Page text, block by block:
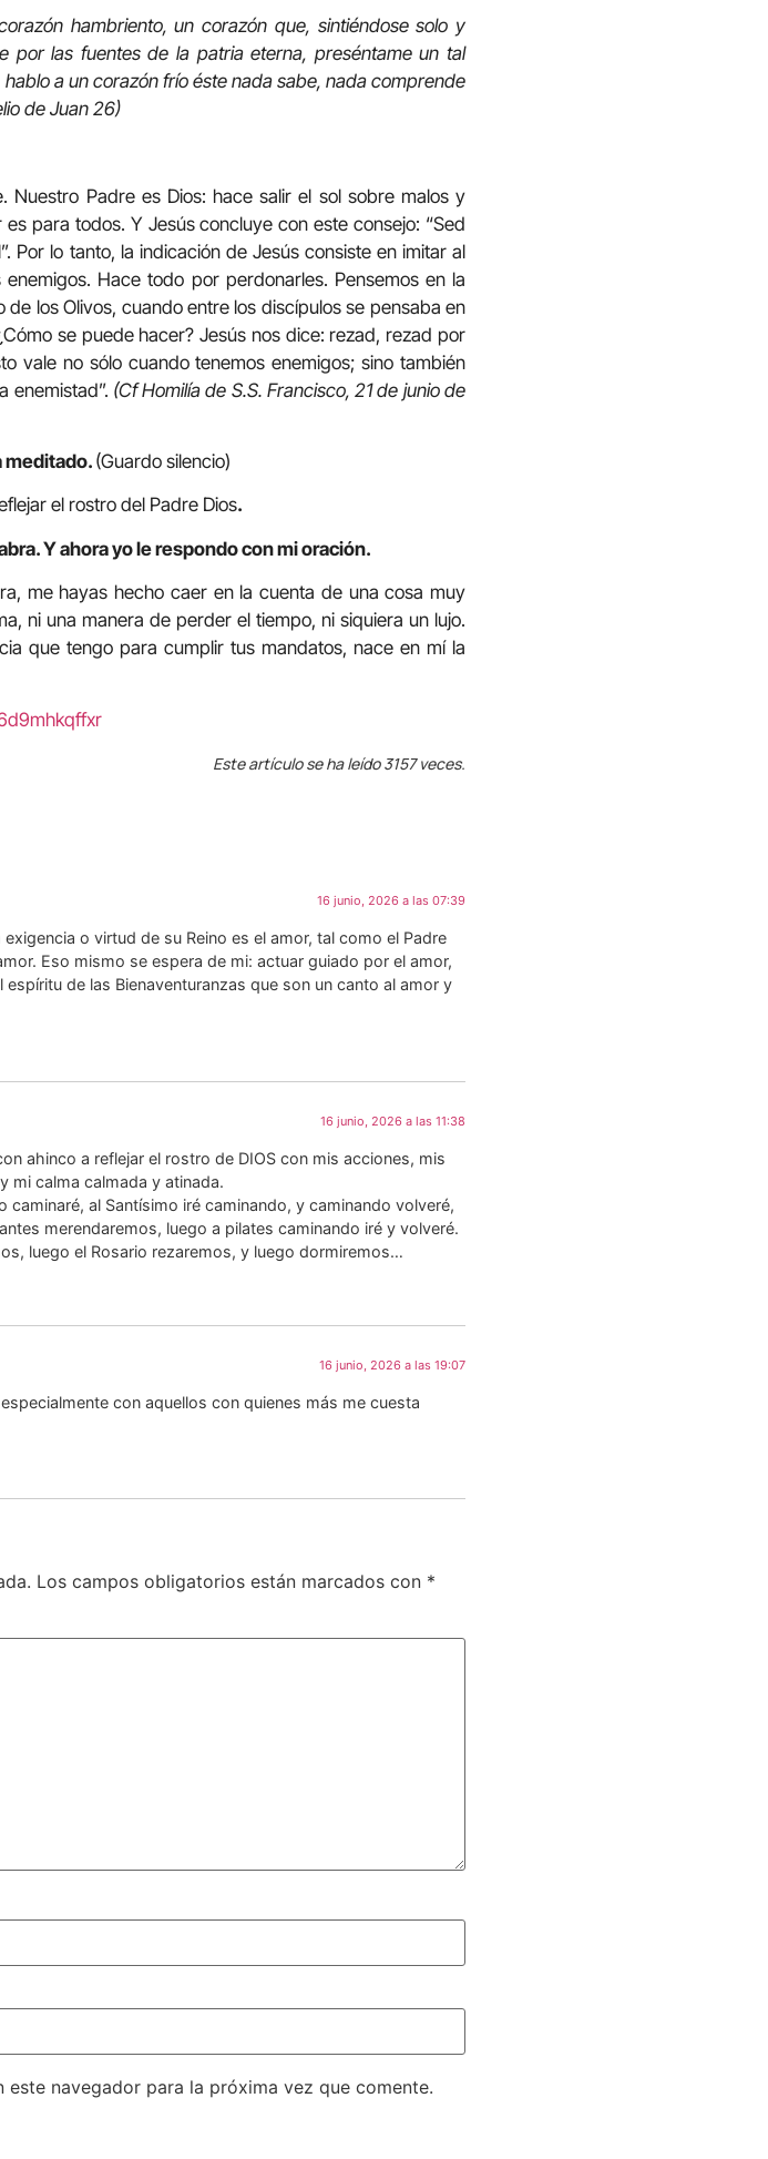
hambriento, un corazón que, sintiéndose solo y
por las fuentes de la patria eterna, preséntame un tal
a un corazón frío éste nada sabe, nada comprende
de Juan 26)
Nuestro Padre es Dios: hace salir el sol sobre malos y
para todos. Y Jesús concluye con este consejo: “Sed
Por lo tanto, la indicación de Jesús consiste en imitar al
Hace todo por perdonarles. Pensemos en la
los Olivos, cuando entre los discípulos se pensaba en
se puede hacer? Jesús nos dice: rezad, rezad por
vale no sólo cuando tenemos enemigos; sino también
enemistad”. (Cf Homilía de S.S. Francisco, 21 de junio de
meditado. (Guardo silencio)
el rostro del Padre Dios.
Y ahora yo le respondo con mi oración.
me hayas hecho caer en la cuenta de una cosa muy
ni una manera de perder el tiempo, ni siquiera un lujo.
que tengo para cumplir tus mandatos, nace en mí la
Este artículo se ha leído 3157 veces.
16 junio, 2026 a las 07:39
o virtud de su Reino es el amor, tal como el Padre
Eso mismo se espera de mi: actuar guiado por el amor,
de las Bienaventuranzas que son un canto al amor y
16 junio, 2026 a las 11:38
ahinco a reflejar el rostro de DIOS con mis acciones, mis
mi calma calmada y atinada.
al Santísimo iré caminando, y caminando volveré,
merendaremos, luego a pilates caminando iré y volveré.
luego el Rosario rezaremos, y luego dormiremos…
16 junio, 2026 a las 19:07
con aquellos con quienes más me cuesta
Los campos obligatorios están marcados con *
navegador para la próxima vez que comente.